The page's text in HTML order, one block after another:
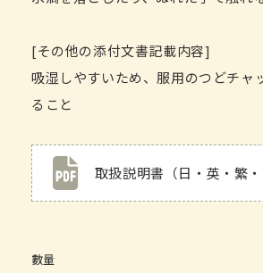
[その他の添付文書記載内容]
吸湿しやすいため、服用のつどチャ
ること
取扱説明書（日・英・繁・
數量